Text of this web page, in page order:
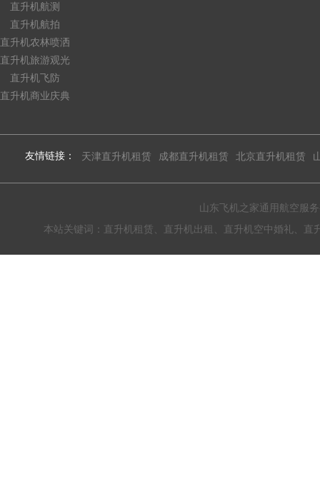
直升机航测
直升机航拍
直升机农林喷洒
直升机旅游观光
直升机飞防
直升机商业庆典
友情链接： 天津直升机租赁 成都直升机租赁 北京直升机租赁
山东飞机之家通用航空服
本站关键词：直升机租赁、直升机出租、直升机空中婚礼、